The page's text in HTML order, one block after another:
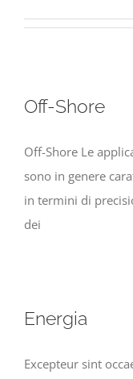
Off-Shore
Off-Shore Le
sono in genere
in termini di
dei
Energia
Excepteur sint